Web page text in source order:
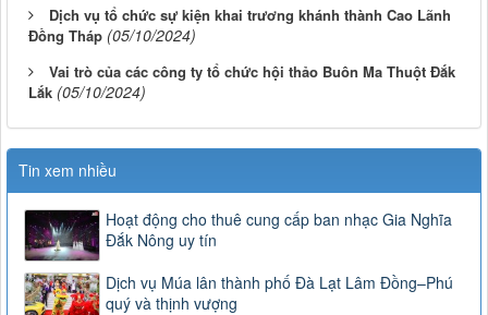
Dịch vụ tổ chức sự kiện khai trương khánh thành Cao Lãnh
Đồng Tháp (05/10/2024)
Vai trò của các công ty tổ chức hội thảo Buôn Ma Thuột Đắk
Lắk (05/10/2024)
Tin xem nhiều
Hoạt động cho thuê cung cấp ban nhạc Gia Nghĩa
Đắk Nông uy tín
Dịch vụ Múa lân thành phố Đà Lạt Lâm Đồng–Phú
quý và thịnh vượng